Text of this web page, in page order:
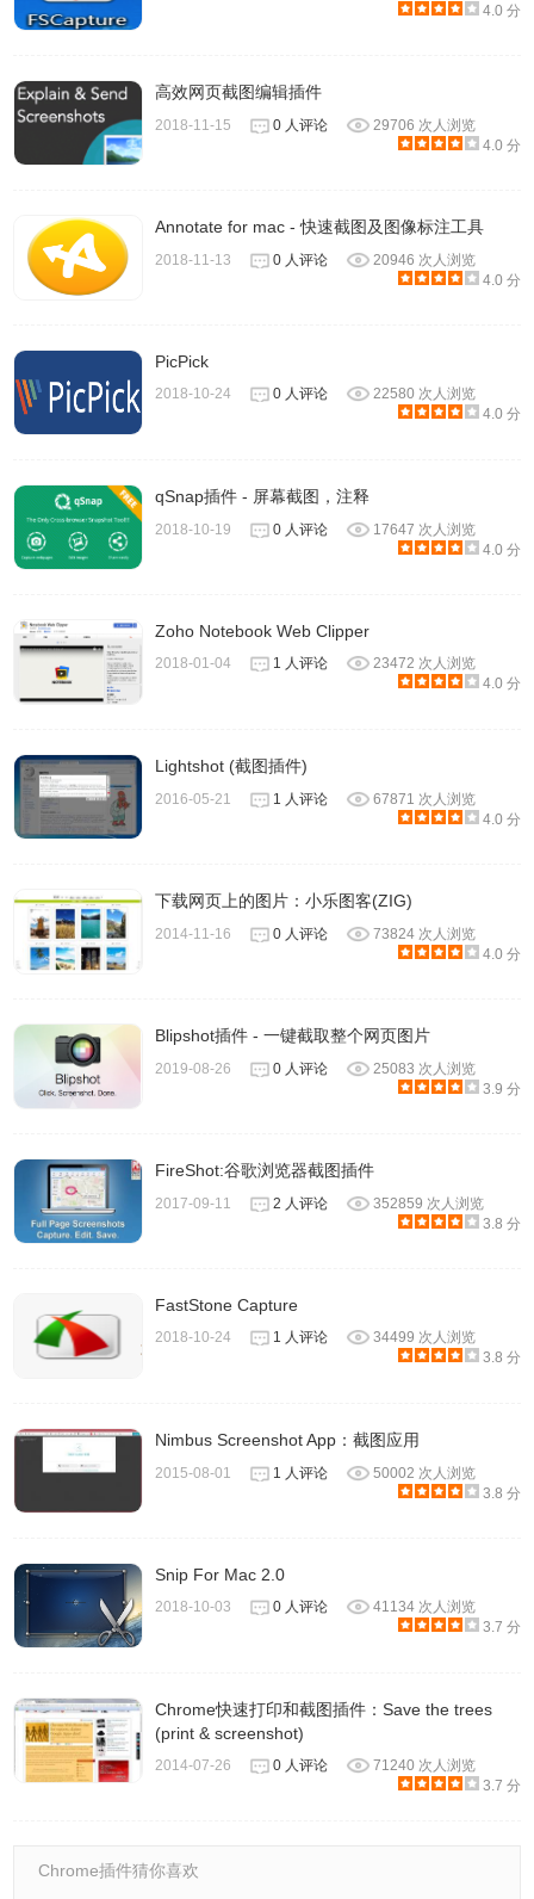
4.0 分
高效网页截图编辑插件
2018-11-15 0 人评论
29706 次人浏览
4.0 分
Annotate for mac - 快速截图及图像标注工具
2018-11-13 0 人评论
20946 次人浏览
4.0 分
PicPick
2018-10-24 0 人评论
22580 次人浏览
4.0 分
qSnap插件 - 屏幕截图，注释
2018-10-19 0 人评论
17647 次人浏览
4.0 分
Zoho Notebook Web Clipper
2018-01-04 1 人评论
23472 次人浏览
4.0 分
Lightshot (截图插件)
2016-05-21 1 人评论
67871 次人浏览
4.0 分
下载网页上的图片：小乐图客(ZIG)
2014-11-16 0 人评论
73824 次人浏览
4.0 分
Blipshot插件 - 一键截取整个网页图片
2019-08-26 0 人评论
25083 次人浏览
3.9 分
FireShot:谷歌浏览器截图插件
2017-09-11 2 人评论
352859 次人浏览
3.8 分
FastStone Capture
2018-10-24 1 人评论
34499 次人浏览
3.8 分
Nimbus Screenshot App：截图应用
2015-08-01 1 人评论
50002 次人浏览
3.8 分
Snip For Mac 2.0
2018-10-03 0 人评论
41134 次人浏览
3.7 分
Chrome快速打印和截图插件：Save the trees
(print & screenshot)
2014-07-26 0 人评论
71240 次人浏览
3.7 分
Chrome插件猜你喜欢